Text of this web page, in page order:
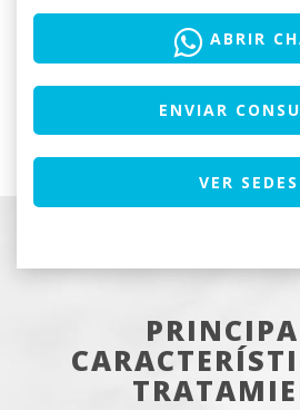
ABRIR
ENVIAR
VER SEDES